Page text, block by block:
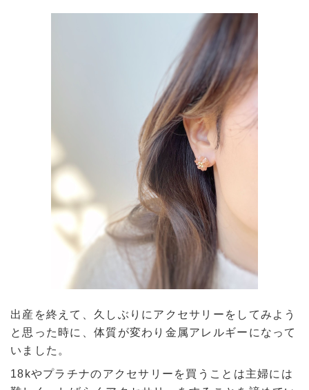
出産を終えて、久しぶりにアクセサリーをしてみよう
と思った時に、体質が変わり金属アレルギーになって
いました。
18kやプラチナのアクセサリーを買うことは主婦には